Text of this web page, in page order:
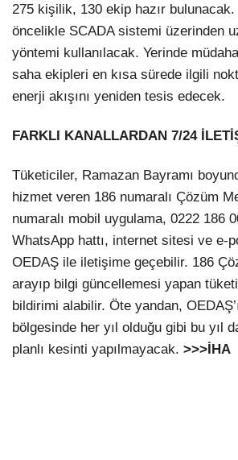
275 kişilik, 130 ekip hazır
öncelikle SCADA sistemi üzerinden
yöntemi kullanılacak. Yerinde
saha ekipleri en kısa sürede ilgili
enerji akışını yeniden tesis edecek.
FARKLI KANALLARDAN 7/24
Tüketiciler, Ramazan Bayramı
hizmet veren 186 numaralı Çözüm
numaralı mobil uygulama, 0222 186
WhatsApp hattı, internet sitesi ve e-
OEDAŞ ile iletişime geçebilir. 186
arayıp bilgi güncellemesi yapan
bildirimi alabilir. Öte yandan,
bölgesinde her yıl olduğu gibi bu yıl
planlı kesinti yapılmayacak. >>>İHA